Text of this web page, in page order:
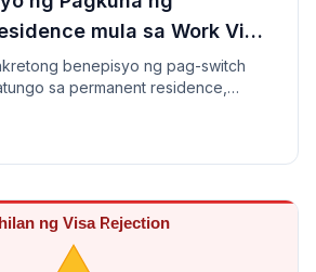
mula sa Work Visa
benepisyo ng pag-switch
sa permanent residence,